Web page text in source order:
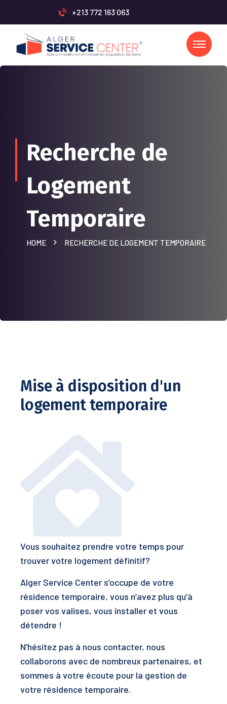
+213 772 163 063
Recherche de
Logement
Temporaire
HOME RECHERCHE DE LOGEMENT TEMPORAIRE
Mise à disposition d'un
logement temporaire
Vous souhaitez prendre votre temps pour
trouver votre logement définitif?
Alger Service Center s’occupe de votre
résidence temporaire, vous n’avez plus qu’à
poser vos valises, vous installer et vous
détendre !
N’hésitez pas à nous contacter, nous
collaborons avec de nombreux partenaires, et
sommes à votre écoute pour la gestion de
votre résidence temporaire.